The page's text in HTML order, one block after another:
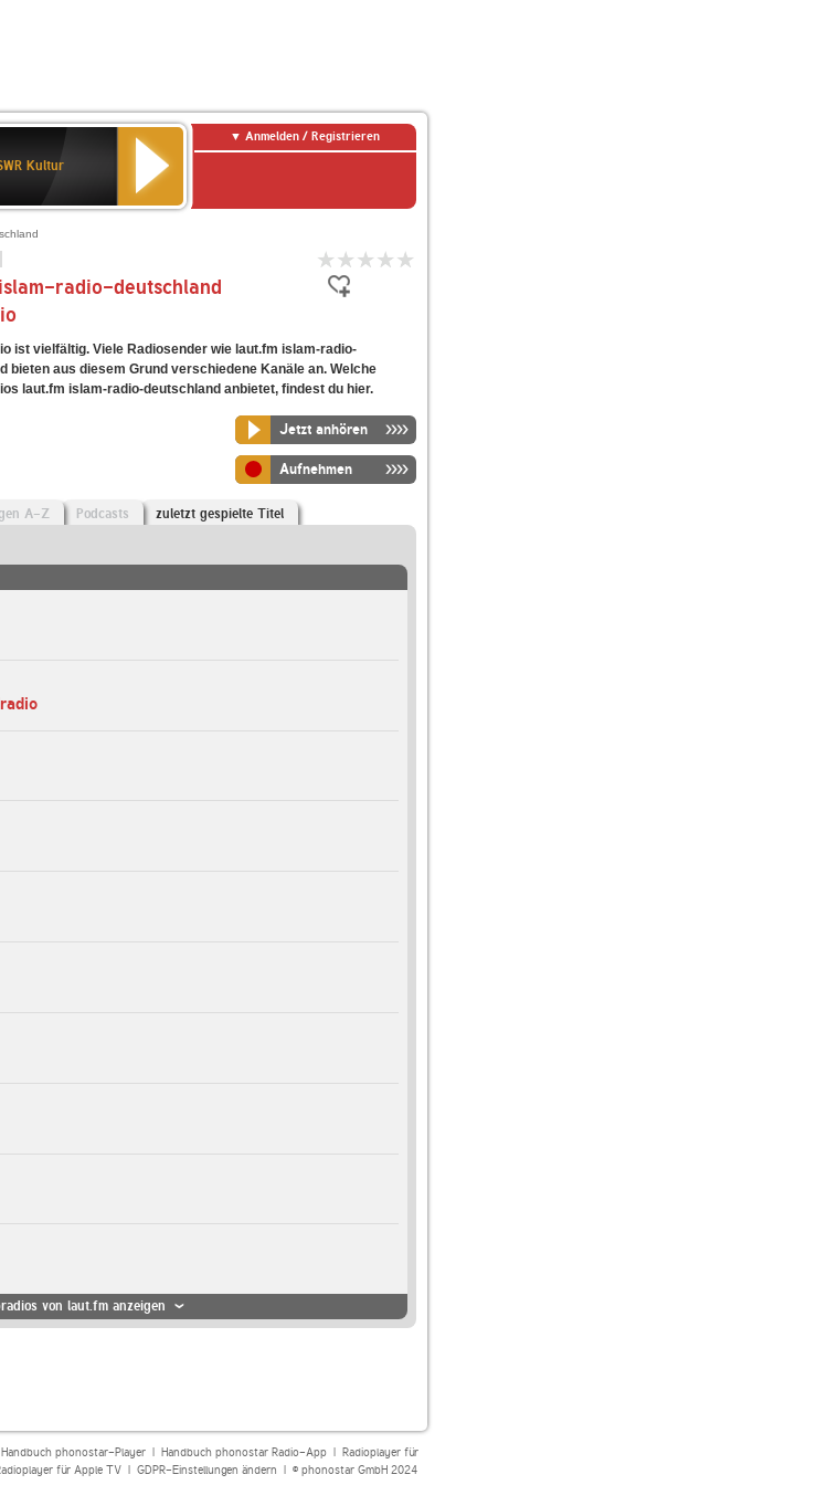
Kultur
Anmelden / Registrieren
radio-deutschland
ist vielfältig. Viele Radiosender wie laut.fm islam-radio-
bieten aus diesem Grund verschiedene Kanäle an. Welche
laut.fm islam-radio-deutschland anbietet, findest du hier.
Jetzt anhören
Aufnehmen
A-Z Podcasts zuletzt gespielte Titel
von laut.fm anzeigen
Handbuch phonostar-Player| Handbuch phonostar Radio-App| Radioplayer für
für Apple TV| GDPR-Einstellungen ändern | © phonostar GmbH 2024